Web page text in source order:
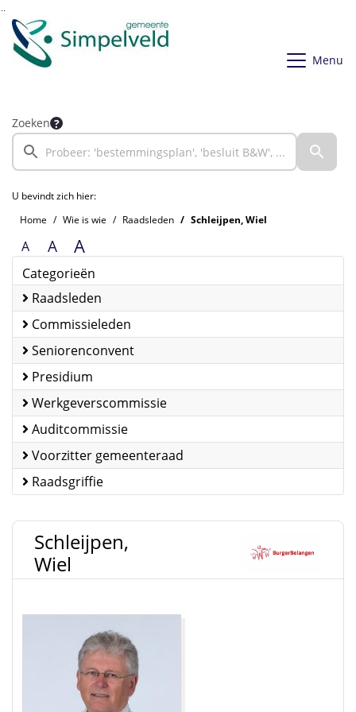
Ga naar de inhoud van deze pagina
Ga naar het zoeken
Ga naar het menu
Menu
Zoeken
U bevindt zich hier:
Home
Wie is wie Raadsleden Schleijpen, Wiel
A A A
Categorieën
Raadsleden
Commissieleden
Seniorenconvent
Presidium
Werkgeverscommissie
Auditcommissie
Voorzitter gemeenteraad
Raadsgriffie
Schleijpen,
Wiel